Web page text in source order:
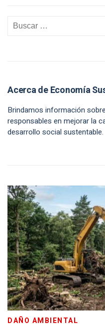
Acerca de Economía
Brindamos información
responsables en mejorar la
desarrollo social sustentable.
DAÑO AMBIENTAL